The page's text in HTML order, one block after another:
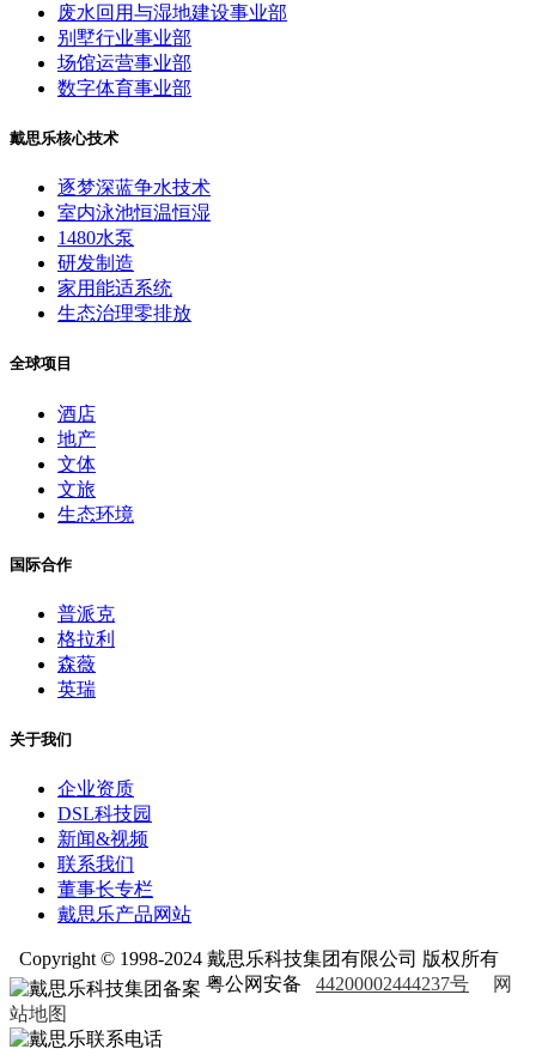
废水回用与湿地建设事业部
别墅行业事业部
场馆运营事业部
数字体育事业部
戴思乐核心技术
逐梦深蓝争水技术
室内泳池恒温恒湿
1480水泵
研发制造
家用能适系统
生态治理零排放
全球项目
酒店
地产
文体
文旅
生态环境
国际合作
普派克
格拉利
森薇
英瑞
关于我们
企业资质
DSL科技园
新闻&视频
联系我们
董事长专栏
戴思乐产品网站
Copyright © 1998-2024 戴思乐科技集团有限公司 版权所有
粤公网安备 44200002444237号
网
站地图